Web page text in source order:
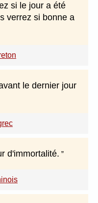
si le jour a été
verrez si bonne a
le dernier jour
d'immortalité.